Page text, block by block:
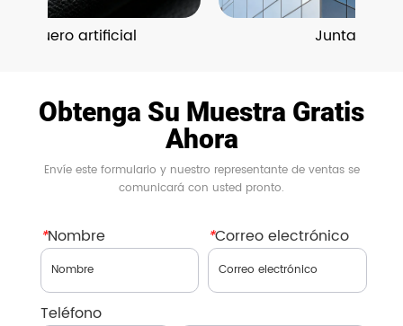
Cuero artificial Junta
Obtenga Su Muestra Gratis
Ahora
Envíe este formulario y nuestro representante de ventas se
comunicará con usted pronto.
*Nombre *Correo electrónico
Teléfono